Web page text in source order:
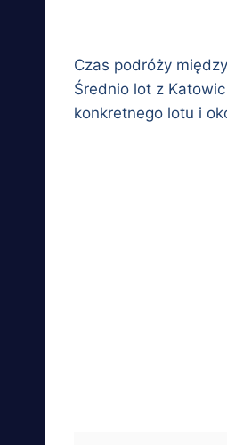
Czas podróży
Średnio lot z
konkretnego lotu i